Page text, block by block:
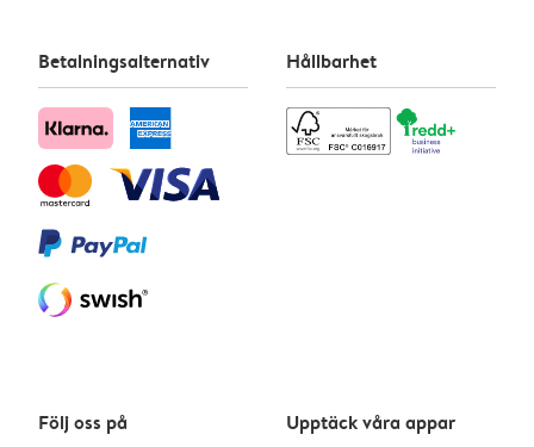
Betalningsalternativ Hållbarhet
Följ oss på Upptäck våra appar